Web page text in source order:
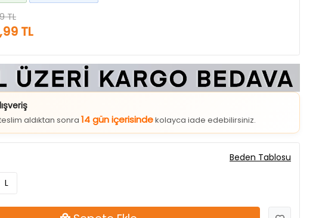
TL
TL
aldıktan sonra14 gün içerisindekolayca iade edebilirsiniz.